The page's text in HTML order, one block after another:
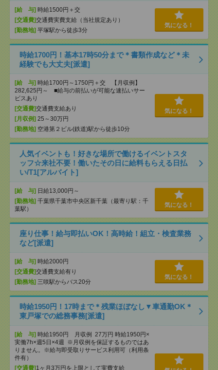
[給 与] 時給1500円＋交
[交通費]交通費実費支給（当社規定あり）
[勤務地] 平塚駅から徒歩3分
気になる！
時給1700円！基本17時50分まで＊書類作成など＊未
経験でも大丈夫[派遣]
[給 与] 時給1700円～1750円＋交 【月収例】
282,625円～ ■給与の前払いが可能な速払いサー
ビスあり
[交通費]交通費支給あり
[月収例] 25～30万円
[勤務地] 空港第２ビル(鉄道)駅から徒歩10分
気になる！
人気イベントも！好きな場所で働けるイベントスタ
ッフ☆来社不要！働いたその日に給料もらえる日払
い/T1[アルバイト]
[給 与] 日給13,000円～
[勤務地] 千葉県千葉市中央区新千葉（最寄り駅：千
葉駅）
気になる！
座り仕事！給与即払いOK！高時給！組立・検査業務
など[派遣]
[給 与] 時給2000円
[交通費]交通費支給有り
[勤務地] 三咲駅からバス20分
気になる！
時給1950円！17時まで＊残業ほぼなし▼車通勤OK＊
東戸塚での総務事務[派遣]
[給 与] 時給1950円 月収例 27万円 時給1950円×
実働7h×週5日×4週 ※月収例を保証するものではあ
りません。※給与即受取りサービス利用可（利用条
件有）
[交通費] 1ヶ月3万円を上限として実費支給